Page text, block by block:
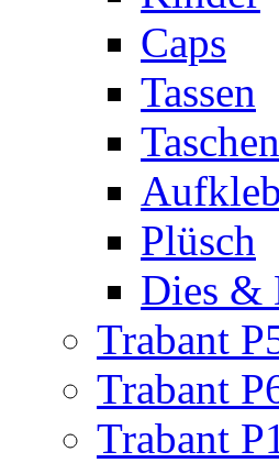
Caps
Tassen
Taschen
Plüsch
Dies &
Trabant
Trabant
Trabant